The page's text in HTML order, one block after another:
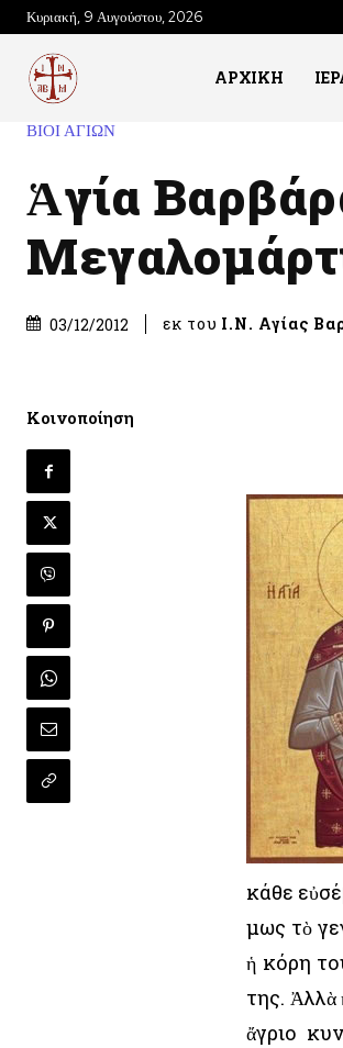
Κυριακή, 9 Αυγούστου, 2026
ΑΡΧΙΚΗ
ΒΙΟΙ ΑΓΙΩΝ
Ἁγία
03/12/2012 εκ του Ι.Ν. Αγίας
Κοινοποίηση
κάθε
Ὅμως τὸ
ἡ κόρη
της.
ἄγριο